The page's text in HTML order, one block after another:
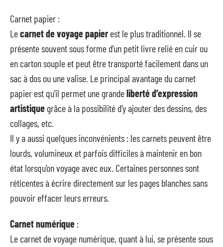
Carnet papier :
Lecarnet de voyage papierest le plus traditionnel. Il se
présente souvent sous forme d’un petit livre relié en cuir ou
en carton souple et peut être transporté facilement dans un
sac à dos ou une valise. Le principal avantage du carnet
papier est qu’il permet une grandeliberté d’expression
artistique grâce à la possibilité d’y ajouter des dessins, des
collages, etc.
Il y a aussi quelques inconvénients : les carnets peuvent être
lourds, volumineux et parfois difficiles à maintenir en bon
état lorsqu’on voyage avec eux. Certaines personnes sont
réticentes à écrire directement sur les pages blanches sans
pouvoir effacer leurs erreurs.
Carnet numérique :
Le carnet de voyage numérique, quant à lui, se présente sous